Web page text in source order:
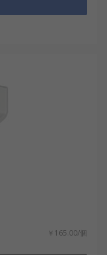
￥165.00/個